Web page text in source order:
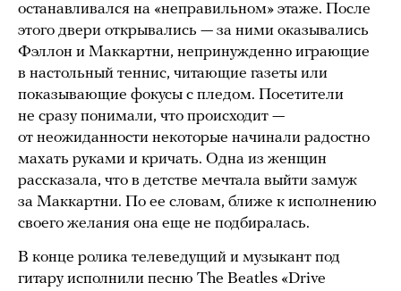
останавливался на «неправильном» этаже. После
этого двери открывались — за ними оказывались
Фэллон и Маккартни, непринужденно играющие
в настольный теннис, читающие газеты или
показывающие фокусы с пледом. Посетители
не сразу понимали, что происходит —
от неожиданности некоторые начинали радостно
махать руками и кричать. Одна из женщин
рассказала, что в детстве мечтала выйти замуж
за Маккартни. По ее словам, ближе к исполнению
своего желания она еще не подбиралась.
В конце ролика телеведущий и музыкант под
гитару исполнили песню The Beatles «Drive